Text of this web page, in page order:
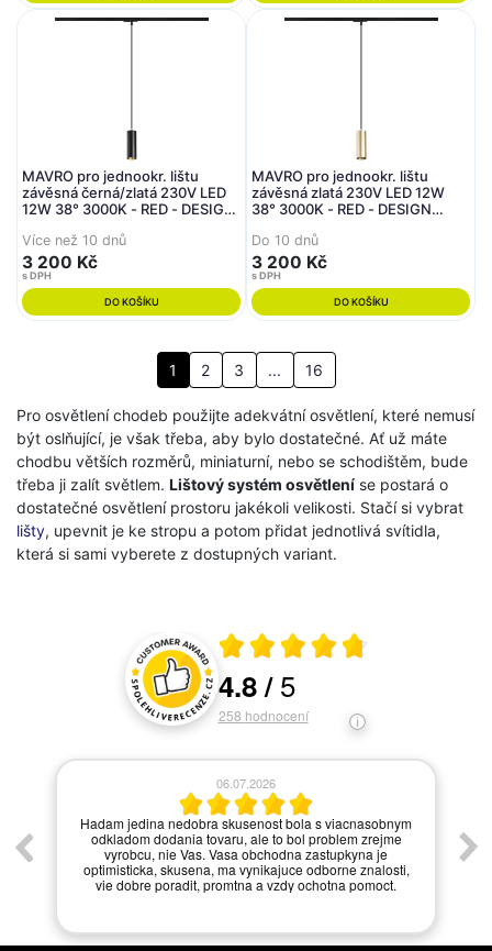
MAVRO pro jednookr. lištu
závěsná černá/zlatá 230V LED
12W 38° 3000K - RED - DESIGN
Více než 10 dnů
3 200 Kč
s DPH
DO KOŠÍKU
MAVRO pro jednookr. lištu
závěsná zlatá 230V LED 12W
38° 3000K - RED - DESIGN
Do 10 dnů
3 200 Kč
s DPH
DO KOŠÍKU
1 2 3 ... 16
Pro osvětlení chodeb použijte adekvátní osvětlení, které nemusí
být oslňující, je však třeba, aby bylo dostatečné. Ať už máte
chodbu větších rozměrů, miniaturní, nebo se schodištěm, bude
třeba ji zalít světlem. Lištový systém osvětlení se postará o
dostatečné osvětlení prostoru jakékoli velikosti. Stačí si vybrat
lišty, upevnit je ke stropu a potom přidat jednotlivá svítidla,
která si sami vyberete z dostupných variant.
Hodnocení a recenze zákazníků
Průměrné hodnocení 4.8 z 5
4.8/5
258 hodnocení
06.07.2026
Hadam jedina nedobra skusenost bola s viacnasobnym
odkladom dodania tovaru, ale to bol problem zrejme
vyrobcu, nie Vas. Vasa obchodna zastupkyna je
optimisticka, skusena, ma vynikajuce odborne znalosti,
vie dobre poradit, promtna a vzdy ochotna pomoct.